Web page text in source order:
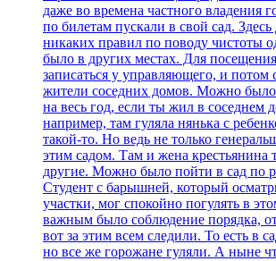
даже во времена частного владения
по билетам пускали в свой сад.
никаких правил по поводу чистоты
было в других местах. Для
записаться у управляющего, и
жители соседних домов. Можно было
на весь год, если ты жил в соседнем
например, там гуляла нянька с
такой-то. Но ведь не только
этим садом. Там и жена крестьянина
другие. Можно было пойти в сад по
Студент с барышней, который
участки, мог спокойно погулять в
важным было соблюдение порядка,
вот за этим всем следили. То есть в
но все же горожане гуляли. А ныне